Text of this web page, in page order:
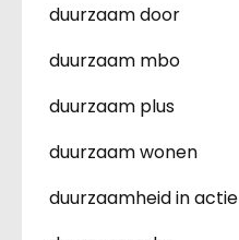
duurzaam door
duurzaam mbo
duurzaam plus
duurzaam wonen
duurzaamheid in actie